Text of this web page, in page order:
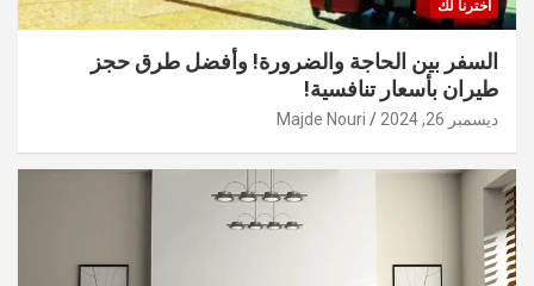
اخترنا لك
السفر بين الحاجة والضرورة! وأفضل طرق حجز
طيران بأسعار تنافسية!
ديسمبر 26, 2024 Majde Nouri